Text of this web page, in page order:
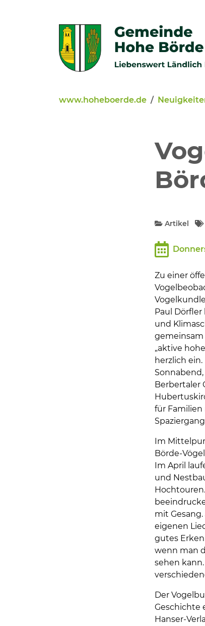
Veröffentlichungen
Bildung und Soziales
Wirtschaft, Bauen,
Tourismus, Freizeit,
Ehrenamt und
www.hoheboerde.de
Artikel
Zu einer
Paul
und
„aktive
herzlich
Sonnabend,
Berbertaler
für
Im
Börde-
Im April
und
mit
eigenen
gutes
wenn man
sehen
Der
Geschichte
Hanser-